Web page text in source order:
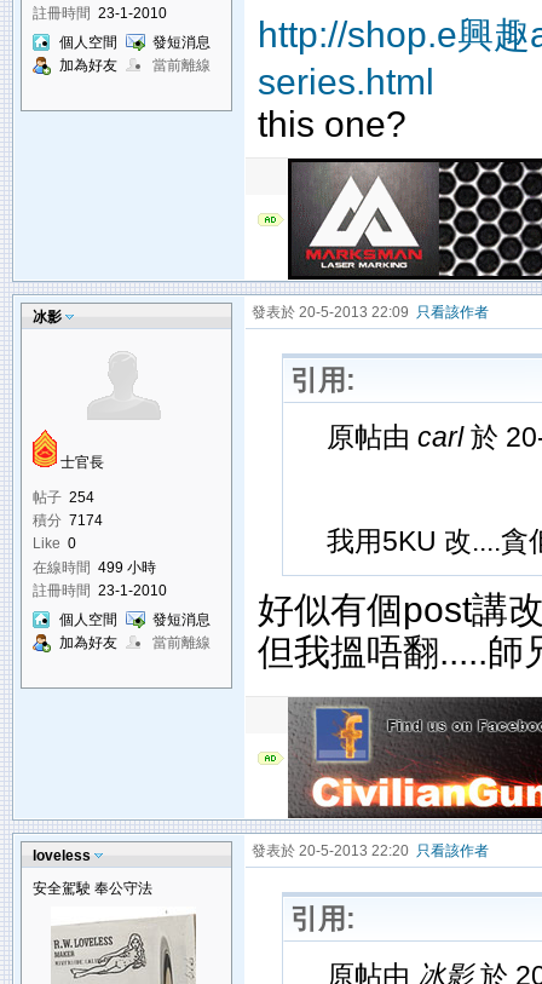
註冊時間 23-1-2010
個人空間
發短消息
加為好友
當前離線
http://shop.e興
series.html
this one?
冰影
士官長
帖子 254
積分 7174
Like 0
在線時間 499 小時
註冊時間 23-1-2010
個人空間
發短消息
加為好友
當前離線
發表於 20-5-2013 22:09 只看該作者
引用:
原帖由 carl於
我用5KU 改....貪
好似有個post講
但我搵唔翻.....師
loveless
安全駕駛 奉公守法
發表於 20-5-2013 22:20 只看該作者
引用:
原帖由 冰影於